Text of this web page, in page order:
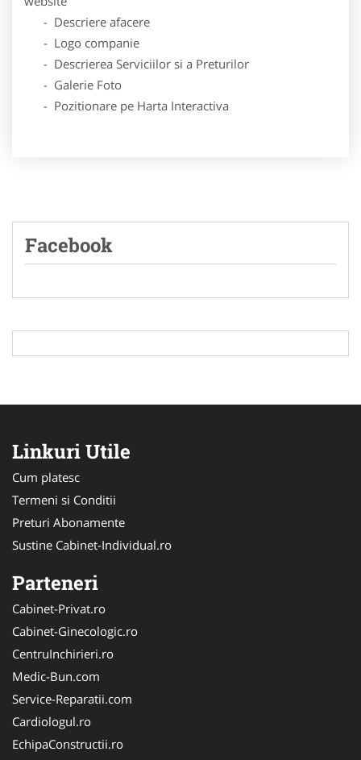
- Descriere afacere
- Logo companie
- Descrierea Serviciilor si a Preturilor
- Galerie Foto
- Pozitionare pe Harta Interactiva
Facebook
Linkuri Utile
Cum platesc
Termeni si Conditii
Preturi Abonamente
Sustine Cabinet-Individual.ro
Parteneri
Cabinet-Privat.ro
Cabinet-Ginecologic.ro
CentruInchirieri.ro
Medic-Bun.com
Service-Reparatii.com
Cardiologul.ro
EchipaConstructii.ro